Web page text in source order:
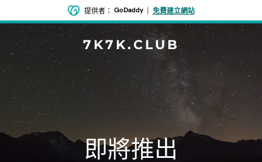
提供者： GoDaddy| 免費建立網站
7K7K.CLUB
即將推出